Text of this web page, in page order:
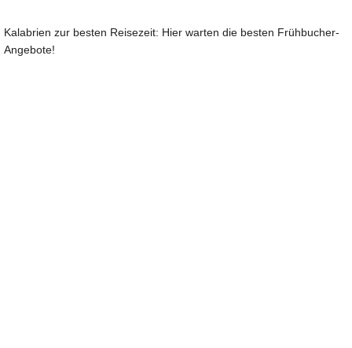
Kalabrien zur besten Reisezeit: Hier warten die besten Frühbucher-
Angebote!